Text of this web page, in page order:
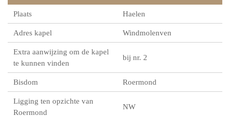
Plaats Haelen
Adres kapel Windmolenven
Extra aanwijzing om de kapel
te kunnen vinden
bij nr. 2
Bisdom Roermond
Ligging ten opzichte van
Roermond
NW